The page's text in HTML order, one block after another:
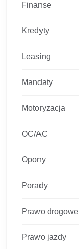
Finanse
Kredyty
Leasing
Mandaty
Motoryzacja
OC/AC
Opony
Porady
Prawo drogowe
Prawo jazdy